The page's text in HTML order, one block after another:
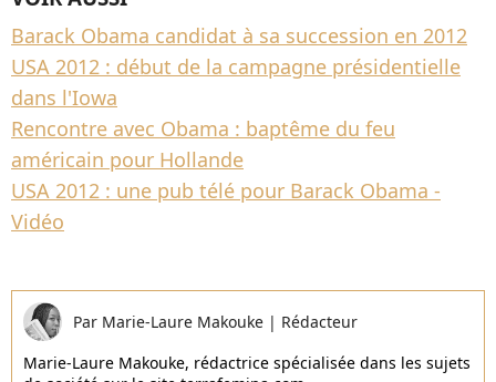
Barack Obama candidat à sa succession en 2012
USA 2012 : début de la campagne présidentielle
dans l'Iowa
Rencontre avec Obama : baptême du feu
américain pour Hollande
USA 2012 : une pub télé pour Barack Obama -
Vidéo
Par Marie-Laure Makouke | Rédacteur
Marie-Laure Makouke, rédactrice spécialisée dans les sujets